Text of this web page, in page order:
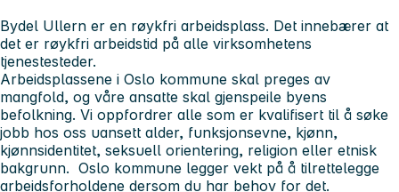
Bydel Ullern er en røykfri arbeidsplass. Det innebærer at
det er røykfri arbeidstid på alle virksomhetens
tjenestesteder.
Arbeidsplassene i Oslo kommune skal preges av
mangfold, og våre ansatte skal gjenspeile byens
befolkning. Vi oppfordrer alle som er kvalifisert til å søke
jobb hos oss uansett alder, funksjonsevne, kjønn,
kjønnsidentitet, seksuell orientering, religion eller etnisk
bakgrunn. Oslo kommune legger vekt på å tilrettelegge
arbeidsforholdene dersom du har behov for det.